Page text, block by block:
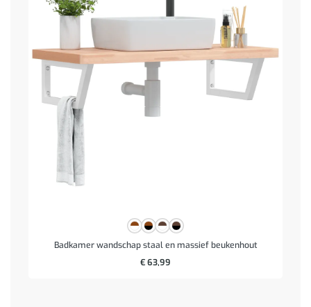
Badkamer wandschap staal en massief beukenhout
€63,99